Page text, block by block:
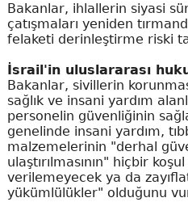
Bakanlar, ihlallerin siyasi
çatışmaları yeniden
felaketi derinleştirme riski
İsrail'in uluslararası
Bakanlar, sivillerin
sağlık ve insani yardım
personelin güvenliğinin
genelinde insani yardım,
malzemelerinin "derhal
ulaştırılmasının" hiçbir
verilemeyecek ya da
yükümlülükler" olduğunu